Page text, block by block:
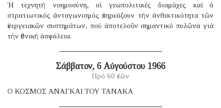
Ἡ τεχνητή νοημοσύνη, οἱ γεωπολιτικές διαμάχες καί ὁ
στρατιωτικός ἀνταγωνισμός ἐπηρεάζουν τήν ἀνθεκτικότητα τῶν
ἐνεργειακῶν συστημάτων, πού ἀποτελοῦν σημαντικό πυλῶνα γιά
τήν ἐθνική ἀσφάλεια.
Σάββατον, 6 Αὐγούστου 1966
Πρό 60 ἐτῶν
Ο ΚΟΣΜΟΣ ΑΝΑΓΚΑΙ ΤΟΥ ΤΑΝΑΚΑ